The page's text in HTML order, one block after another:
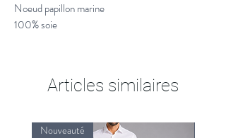
Noeud papillon marine
100% soie
Articles similaires
Nouveauté